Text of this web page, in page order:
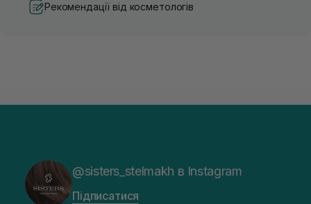
Рекомендації від косметологів
@sisters_stelmakh в Instagram
Підписатися